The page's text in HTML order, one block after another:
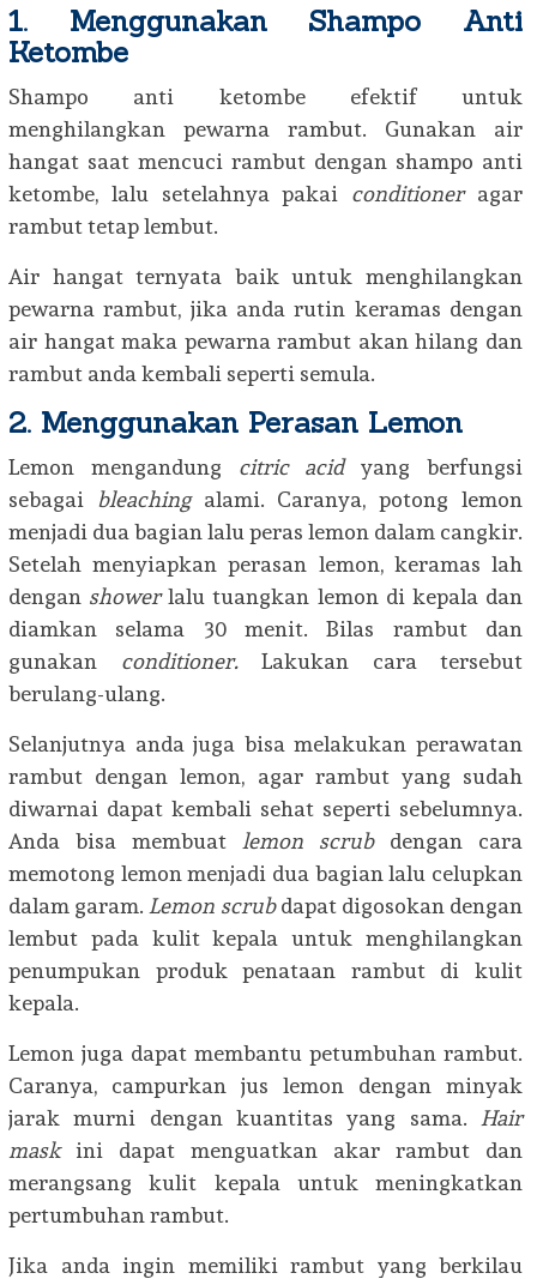
1. Menggunakan Shampo Anti
Ketombe
Shampo anti ketombe efektif untuk
menghilangkan pewarna rambut. Gunakan air
hangat saat mencuci rambut dengan shampo anti
ketombe, lalu setelahnya pakai conditioneragar
rambut tetap lembut.
Air hangat ternyata baik untuk menghilangkan
pewarna rambut, jika anda rutin keramas dengan
air hangat maka pewarna rambut akan hilang dan
rambut anda kembali seperti semula.
2. Menggunakan Perasan Lemon
Lemon mengandung citric acidyang berfungsi
sebagai
bleachingalami. Caranya, potong lemon
menjadi dua bagian lalu peras lemon dalam cangkir.
Setelah menyiapkan perasan lemon, keramas lah
dengan showerlalu tuangkan lemon di kepala dan
diamkan selama 30 menit. Bilas rambut dan
gunakan conditioner. Lakukan cara tersebut
berulang-ulang.
Selanjutnya anda juga bisa melakukan perawatan
rambut dengan lemon, agar rambut yang sudah
diwarnai dapat kembali sehat seperti sebelumnya.
Anda bisa membuat lemon scrub dengan cara
memotong lemon menjadi dua bagian lalu celupkan
dalam garam. Lemon scrubdapat digosokan dengan
lembut pada kulit kepala untuk menghilangkan
penumpukan produk penataan rambut di kulit
kepala.
Lemon juga dapat membantu petumbuhan rambut.
Caranya, campurkan jus lemon dengan minyak
jarak murni dengan kuantitas yang sama. Hair
maskini dapat menguatkan akar rambut dan
merangsang kulit kepala untuk meningkatkan
pertumbuhan rambut.
Jika anda ingin memiliki rambut yang berkilau